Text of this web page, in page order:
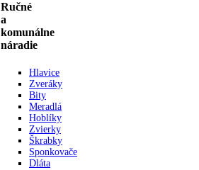
Ručné
a
komunálne
náradie
Hlavice
Zveráky
Bity
Meradlá
Hoblíky
Zvierky
Škrabky
Sponkovače
Dláta